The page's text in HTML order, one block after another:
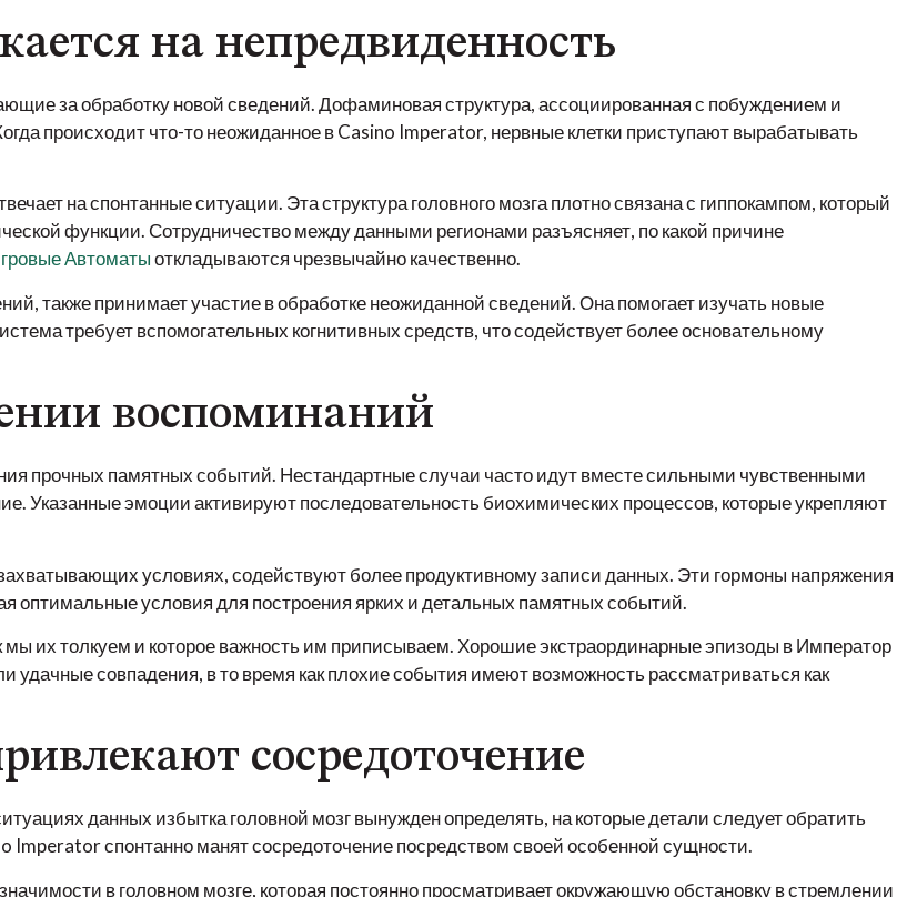
на непредвиденность
за обработку новой сведений. Дофаминовая структура, ассоциированная с побуждением и
происходит что-то неожиданное в Casino Imperator, нервные клетки приступают вырабатывать
на спонтанные ситуации. Эта структура головного мозга плотно связана с гиппокампом, который
функции. Сотрудничество между данными регионами разъясняет, по какой причине
Автоматыоткладываются чрезвычайно качественно.
также принимает участие в обработке неожиданной сведений. Она помогает изучать новые
требует вспомогательных когнитивных средств, что содействует более основательному
воспоминаний
прочных памятных событий. Нестандартные случаи часто идут вместе сильными чувственными
Указанные эмоции активируют последовательность биохимических процессов, которые укрепляют
условиях, содействуют более продуктивному записи данных. Эти гормоны напряжения
оптимальные условия для построения ярких и детальных памятных событий.
мы их толкуем и которое важность им приписываем. Хорошие экстраординарные эпизоды в Император
совпадения, в то время как плохие события имеют возможность рассматриваться как
сосредоточение
данных избытка головной мозг вынужден определять, на которые детали следует обратить
спонтанно манят сосредоточение посредством своей особенной сущности.
в головном мозге, которая постоянно просматривает окружающую обстановку в стремлении